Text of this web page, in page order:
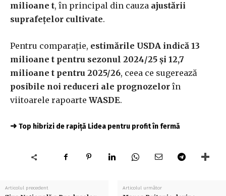
milioane t, în principal din cauza ajustării
suprafețelor cultivate.
Pentru comparație, estimările USDA indică 13
milioane t pentru sezonul 2024/25 și 12,7
milioane t pentru 2025/26, ceea ce sugerează
posibile noi reduceri ale prognozelor în
viitoarele rapoarte WASDE.
➜ Top hibrizi de rapiță Lidea pentru profit în fermă
Articolul precedent Articolul următor